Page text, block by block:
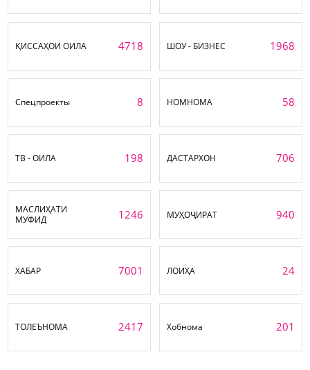
ҚИССАҲОИ ОИЛА 4718 ШОУ - БИЗНЕС 1968
Спецпроекты 8 НОМНОМА 58
ТВ - ОИЛА 198 ДАСТАРХОН 706
МАСЛИҲАТИ
МУФИД
1246 МУҲОҶИРАТ 940
ХАБАР 7001 ЛОИҲА 24
ТОЛЕЪНОМА 2417 Хобнома 201